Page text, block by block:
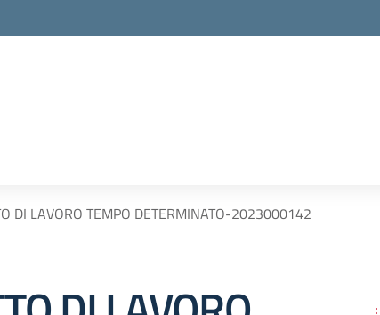
DI LAVORO TEMPO DETERMINATO-2023000142